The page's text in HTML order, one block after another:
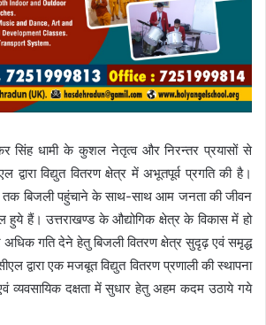
सिंह धामी के कुशल नेतृत्व और निरन्तर प्रयासों से
द्वारा विद्युत वितरण क्षेत्र में अभूतपूर्व प्रगति की है।
बिजली पहुंचाने के साथ-साथ आम जनता की जीवन
हुये हैं। उत्तराखण्ड के औद्योगिक क्षेत्र के विकास में हो
गति देने हेतु बिजली वितरण क्षेत्र सुदृढ़ एवं समृद्ध
द्वारा एक मजबूत विद्युत वितरण प्रणाली की स्थापना
व्यवसायिक दक्षता में सुधार हेतु अहम कदम उठाये गये